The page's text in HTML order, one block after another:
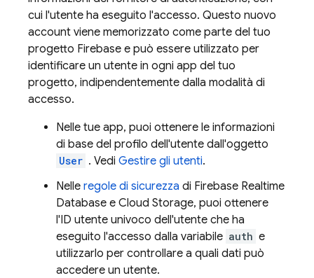
cui l'utente ha eseguito l'accesso. Questo nuovo
account viene memorizzato come parte del tuo
progetto Firebase e può essere utilizzato per
identificare un utente in ogni app del tuo
progetto, indipendentemente dalla modalità di
accesso.
Nelle tue app, puoi ottenere le informazioni
di base del profilo dell'utente dall'oggetto
User . Vedi Gestire gli utenti.
Nelle regole di sicurezza di Firebase Realtime
Database e Cloud Storage, puoi ottenere
l'ID utente univoco dell'utente che ha
eseguito l'accesso dalla variabile auth e
utilizzarlo per controllare a quali dati può
accedere un utente.